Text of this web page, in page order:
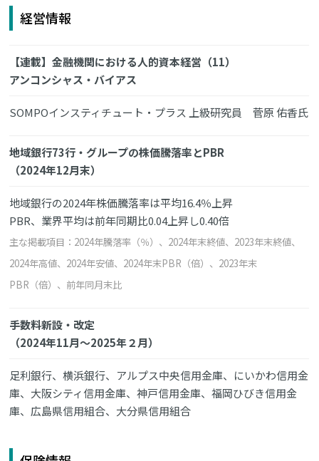
経営情報
【連載】金融機関における人的資本経営（11）
アンコンシャス・バイアス
SOMPOインスティチュート・プラス 上級研究員 菅原 佑香氏
地域銀行73行・グループの株価騰落率とPBR
（2024年12月末）
地域銀行の2024年株価騰落率は平均16.4％上昇
PBR、業界平均は前年同期比0.04上昇し0.40倍
主な掲載項目：2024年騰落率（％）、2024年末終値、2023年末終値、
2024年高値、2024年安値、2024年末PBR（倍）、2023年末
PBR（倍）、前年同月末比
手数料新設・改定
（2024年11月～2025年２月）
足利銀行、横浜銀行、アルプス中央信用金庫、にいかわ信用金
庫、大阪シティ信用金庫、神戸信用金庫、福岡ひびき信用金
庫、広島県信用組合、大分県信用組合